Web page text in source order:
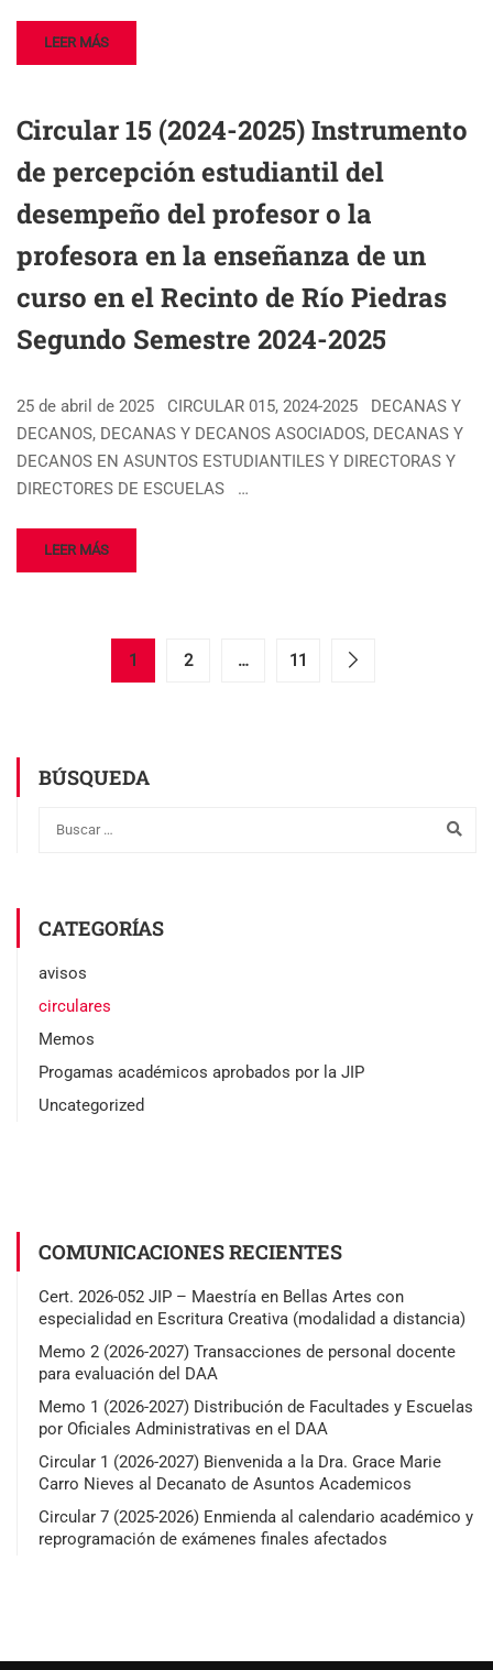
LEER MÁS
Circular 15 (2024-2025) Instrumento
de percepción estudiantil del
desempeño del profesor o la
profesora en la enseñanza de un
curso en el Recinto de Río Piedras
Segundo Semestre 2024-2025
25 de abril de 2025 CIRCULAR 015, 2024-2025 DECANAS Y
DECANOS, DECANAS Y DECANOS ASOCIADOS, DECANAS Y
DECANOS EN ASUNTOS ESTUDIANTILES Y DIRECTORAS Y
DIRECTORES DE ESCUELAS …
LEER MÁS
1 2 … 11
BÚSQUEDA
CATEGORÍAS
avisos
circulares
Memos
Progamas académicos aprobados por la JIP
Uncategorized
COMUNICACIONES RECIENTES
Cert. 2026-052 JIP – Maestría en Bellas Artes con
especialidad en Escritura Creativa (modalidad a distancia)
Memo 2 (2026-2027) Transacciones de personal docente
para evaluación del DAA
Memo 1 (2026-2027) Distribución de Facultades y Escuelas
por Oficiales Administrativas en el DAA
Circular 1 (2026-2027) Bienvenida a la Dra. Grace Marie
Carro Nieves al Decanato de Asuntos Academicos
Circular 7 (2025-2026) Enmienda al calendario académico y
reprogramación de exámenes finales afectados